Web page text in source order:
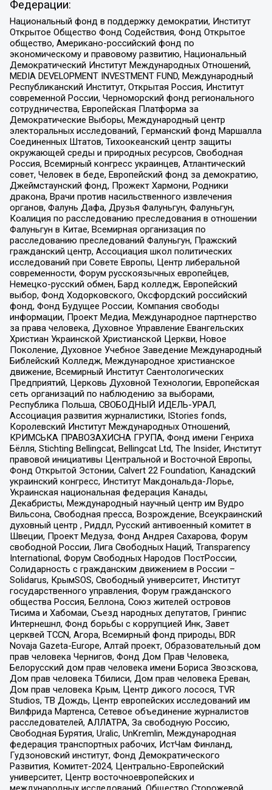
Федерации:
Национальный фонд в поддержку демократии, Институт
Открытое Общество Фонд Содействия, Фонд Открытое
общество, Американо-российский фонд по
экономическому и правовому развитию, Национальный
Демократический Институт Международных Отношений,
MEDIA DEVELOPMENT INVESTMENT FUND, Международный
Республиканский Институт, Открытая Россия, Институт
современной России, Черноморский фонд регионального
сотрудничества, Европейская Платформа за
Демократические Выборы, Международный центр
электоральных исследований, Германский фонд Маршалла
Соединенных Штатов, Тихоокеанский центр защиты
окружающей среды и природных ресурсов, Свободная
Россия, Всемирный конгресс украинцев, Атлантический
совет, Человек в беде, Европейский фонд за демократию,
Джеймстаунский фонд, Прожект Хармони, Родники
дракона, Врачи против насильственного извлечения
органов, Фалунь Дафа, Друзья Фалуньгун, Фалуньгун,
Коалиция по расследованию преследования в отношении
Фалуньгун в Китае, Всемирная организация по
расследованию преследований Фалуньгун, Пражский
гражданский центр, Ассоциация школ политических
исследований при Совете Европы, Центр либеральной
современности, Форум русскоязычных европейцев,
Немецко-русский обмен, Бард колледж, Европейский
выбор, Фонд Ходорковского, Оксфордский российский
фонд, Фонд Будущее России, Компания свободы
информации, Проект Медиа, Международное партнерство
за права человека, Духовное Управление Евангельских
Христиан Украинской Христианской Церкви, Новое
Поколение, Духовное Учебное Заведение Международный
Библейский Колледж, Международное христианское
движение, Всемирный Институт Саентологических
Предприятий, Церковь Духовной Технологии, Европейская
сеть организаций по наблюдению за выборами,
Республика Польша, СВОБОДНЫЙ ИДЕЛЬ-УРАЛ,
Ассоциация развития журналистики, IStories fonds,
Королевский Институт Международных Отношений,
КРИМСЬКА ПРАВОЗАХИСНА ГРУПА, Фонд имени Генриха
Бёлля, Stichting Bellingcat, Bellingcat Ltd, The Insider, Институт
правовой инициативы Центральной и Восточной Европы,
Фонд Открытой Эстонии, Calvert 22 Foundation, Канадский
украинский конгресс, Институт Макдональда-Лорье,
Украинская национальная федерация Канады,
Декабристы, Международный научный центр им Вудро
Вильсона, Свободная пресса, Возрождение, Всеукраинский
духовный центр , Риддл, Русский антивоенный комитет в
Швеции, Проект Медуза, Фонд Андрея Сахарова, Форум
свободной России, Лига Свободных Наций, Transparеncy
International, Форум Свободных Народов ПостРоссии,
Солидарность с гражданским движением в России –
Solidarus, КрымSOS, Свободный университет, Институт
государственного управления, Форум гражданского
общества Россия, Беллона, Союз жителей островов
Тисима и Хабомаи, Съезд народных депутатов, Гринпис
Интернешнл, Фонд борьбы с коррупцией Инк, Завет
церквей TCCN, Агора, Всемирный фонд природы, BDR
Novaja Gazeta-Europe, Алтай проект, Образовательный дом
прав человека Чернигов, Фонд Дом Прав Человека,
Белорусский дом прав человека имени Бориса Звозскова,
Дом прав человека Тбилиси, Дом прав человека Ереван,
Дом прав человека Крым, Центр дикого лосося, TVR
Studios, ТВ Дождь, Центр европейских исследований им
Вилфрида Мартенса, Сетевое объединение журналистов
расследователей, АЛЛАТРА, За свободную Россию,
Свободная Бурятия, Uralic, UnKremlin, Международная
федерация транспортных рабочих, ИстЧам Финланд,
Гудзоновский институт, Фонд Демократического
Развития, Комитет-2024, Центрально-Европейский
университет, Центр восточноевропейских и